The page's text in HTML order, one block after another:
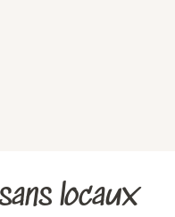
locaux